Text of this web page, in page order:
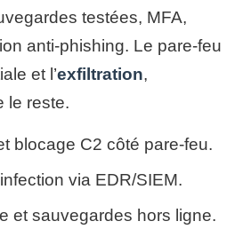
testées, MFA,
anti-phishing. Le pare-feu
et l’exfiltration,
le reste.
blocage C2 côté pare-feu.
via EDR/SIEM.
et sauvegardes hors ligne.